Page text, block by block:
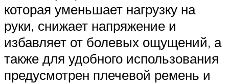
которая уменьшает нагрузку на
руки, снижает напряжение и
избавляет от болевых ощущений, а
также для удобного использования
предусмотрен плечевой ремень и